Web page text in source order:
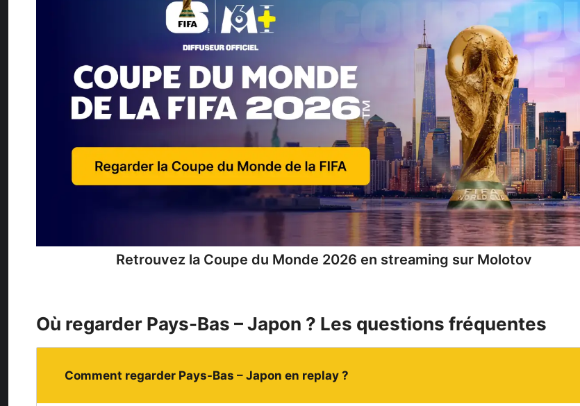
Retrouvez la Coupe du Monde 2026 en streaming sur Molotov
Où regarder Pays-Bas – Japon ? Les questions fréquentes
Comment regarder Pays-Bas – Japon en replay ?